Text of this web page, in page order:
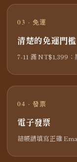
03 · 免運
清楚的免運門檻
7-11 滿 NT$1,399；
04 · 發票
電子發票
結帳請填寫正確